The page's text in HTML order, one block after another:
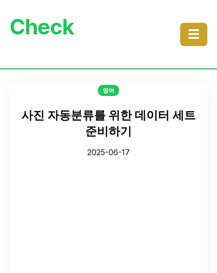
Check ☰
영어
사진 자동분류를 위한 데이터 세트
준비하기
2025-06-17